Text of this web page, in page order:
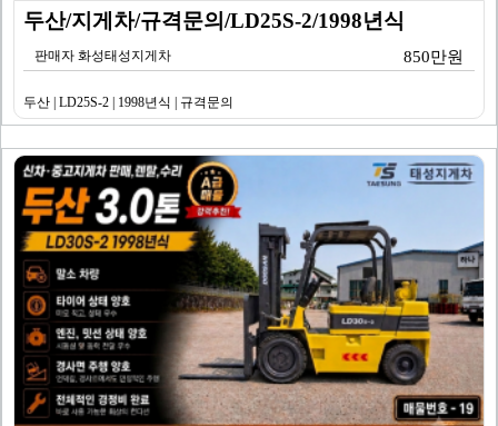
두산/지게차/규격문의/LD25S-2/1998년식
판매자 화성태성지게차 850만원
두산 | LD25S-2 | 1998년식 | 규격문의